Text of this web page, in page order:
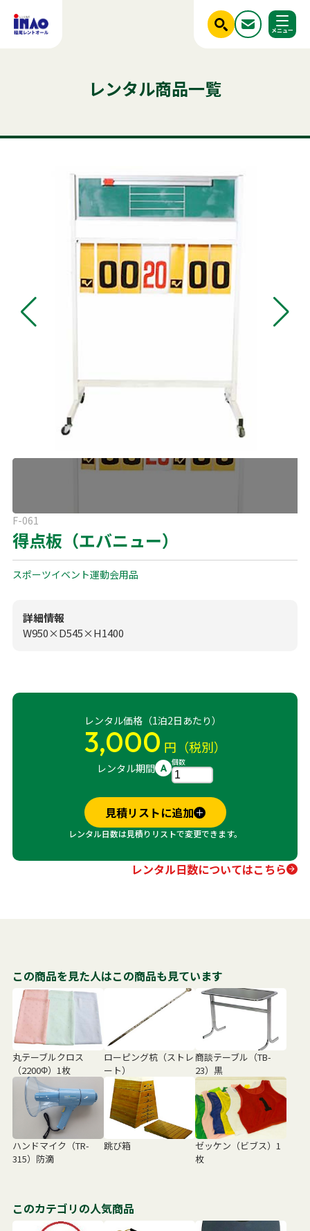
ご利用シーンから探す
はじめての方へ
レンタル規約
店舗情報
実績紹介
見積依頼フォーム
電話お問い合わせ
板付店 092-589-0170
甘木店 0946-24-7622
※最終受付16:30まで
閉じる
テントテーブル発電機クーラー椅子フライヤー冷凍ベンチ
アルミトラス
商品ジャンルから探す ご利用シーンから探す
セット商品 照明機器
模擬店用品
パーティー用品
映像・音響機器 電化製品
スポーツ その他
レンタル商品一覧
得点板（エバニュー）
F-061
スポーツイベント運動会用品
詳細情報
W950×D545×H1400
レンタル価格（1泊2日あたり）
3,000 円（税別）
レンタル期間 A 個数
見積リストに追加
レンタル日数は見積りリストで変更できます。
レンタル日数についてはこちら
この商品を見た人はこの商品も見ています
丸テーブルクロス
（2200Φ）1枚
ローピング杭（ストレ
ート）
商談テーブル（TB-
23）黒
ハンドマイク（TR-
315）防滴
跳び箱
ゼッケン（ビブス）1
枚
このカテゴリの人気商品